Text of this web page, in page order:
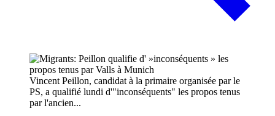
Vincent Peillon, candidat à la primaire organisée par le
PS, a qualifié lundi d'"inconséquents" les propos tenus
par l'ancien...